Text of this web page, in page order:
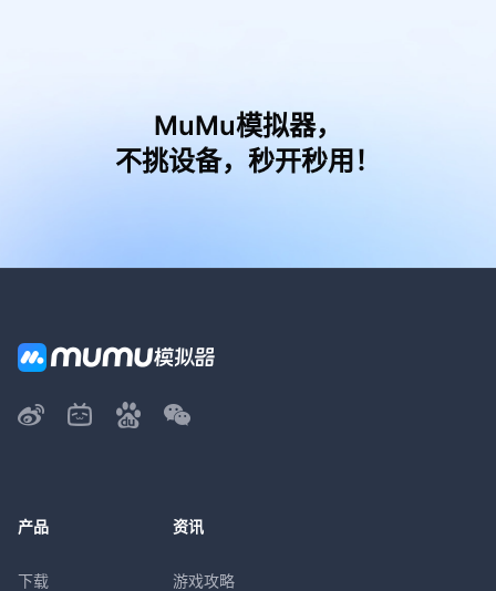
MuMu模拟器，
不挑设备，秒开秒用！
产品
下载
资讯
游戏攻略